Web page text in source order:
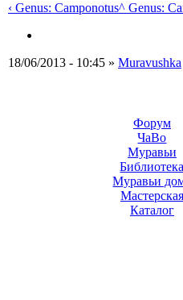
‹ Genus: Camponotus^ Genus:
18/06/2013 - 10:45 » Muravushka
Форум
ЧаВо
Муравьи
Муравьи
Мастерская
Каталог